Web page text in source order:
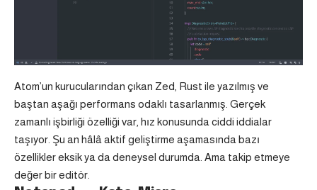
Atom’un kurucularından çıkan Zed, Rust ile yazılmış ve
baştan aşağı performans odaklı tasarlanmış. Gerçek
zamanlı işbirliği özelliği var, hız konusunda ciddi iddialar
taşıyor. Şu an hâlâ aktif geliştirme aşamasında bazı
özellikler eksik ya da deneysel durumda. Ama takip etmeye
değer bir editör.